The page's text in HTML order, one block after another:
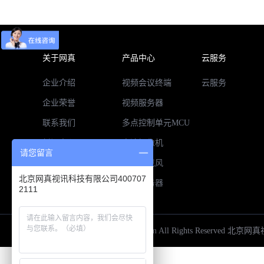
关于网真
企业介绍
企业荣誉
联系我们
产品中心
视频会议终端
视频服务器
多点控制单元MCU
高清摄像机
全向麦克风
录播服务器
云服务
云服务
Copyright © 2015 vameeting.com All Rights Reserved 北京网
请您留言
北京网真视讯科技有限公司400707
2111